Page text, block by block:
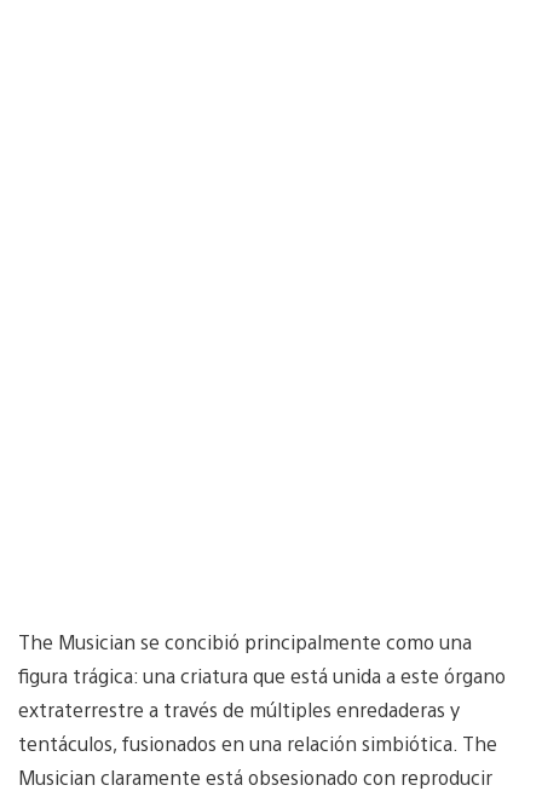
The Musician se concibió principalmente como una
figura trágica: una criatura que está unida a este órgano
extraterrestre a través de múltiples enredaderas y
tentáculos, fusionados en una relación simbiótica. The
Musician claramente está obsesionado con reproducir